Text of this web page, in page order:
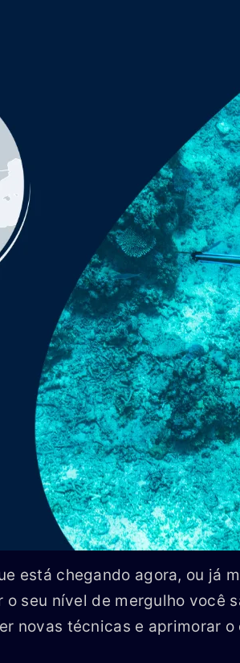
está chegando agora, ou já
o seu nível de mergulho você
novas técnicas e aprimorar